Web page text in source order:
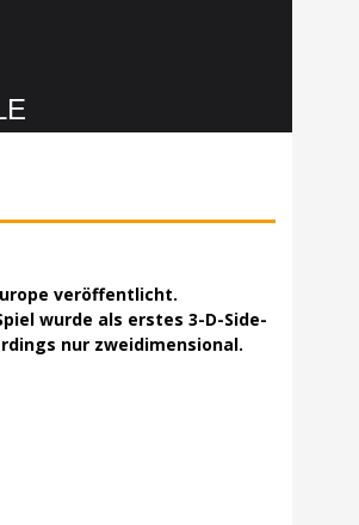
veröffentlicht.
wurde als erstes 3-D-Side-
nur zweidimensional.